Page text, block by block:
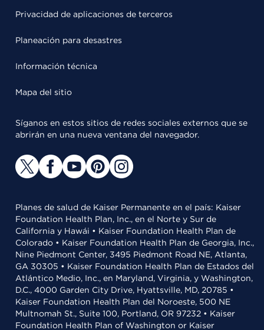
Privacidad de aplicaciones de terceros
Planeación para desastres
Información técnica
Mapa del sitio
Síganos en estos sitios de redes sociales externos que se
abrirán en una nueva ventana del navegador.
Planes de salud de Kaiser Permanente en el país: Kaiser
Foundation Health Plan, Inc., en el Norte y Sur de
California y Hawái • Kaiser Foundation Health Plan de
Colorado • Kaiser Foundation Health Plan de Georgia, Inc.,
Nine Piedmont Center, 3495 Piedmont Road NE, Atlanta,
GA 30305 • Kaiser Foundation Health Plan de Estados del
Atlántico Medio, Inc., en Maryland, Virginia, y Washington,
D.C., 4000 Garden City Drive, Hyattsville, MD, 20785 •
Kaiser Foundation Health Plan del Noroeste, 500 NE
Multnomah St., Suite 100, Portland, OR 97232 • Kaiser
Foundation Health Plan of Washington or Kaiser